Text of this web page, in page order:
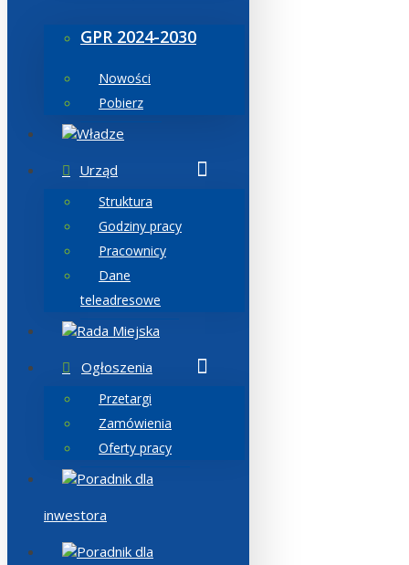
GPR 2024-2030
Nowości
Pobierz
Władze
Urząd
Struktura
Godziny pracy
Pracownicy
Dane
teleadresowe
Rada Miejska
Ogłoszenia
Przetargi
Zamówienia
Oferty pracy
Poradnik dla
inwestora
Poradnik dla